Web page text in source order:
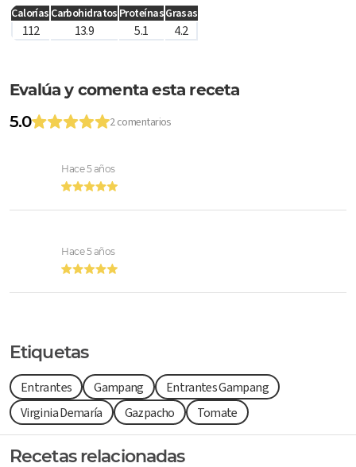
Calorías Carbohidratos ProteínasGrasas
112 13.9 5.1 4.2
Evalúa y comenta esta receta
5.0
2 comentarios
Hace 5 años
Hace 5 años
Etiquetas
Entrantes Gampang
Entrantes Gampang
Virginia Demaría
Gazpacho Tomate
Recetas relacionadas